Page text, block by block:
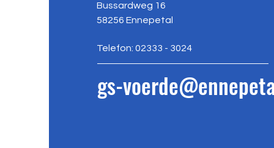
Bussardweg 16
58256 Ennepetal
Telefon: 02333 - 3024
gs-